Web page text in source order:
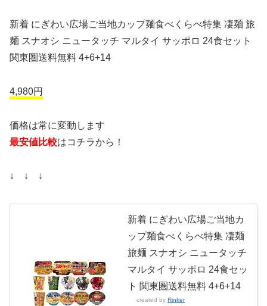
新着 にぎわい広場ご当地カップ麺食べくらべ特集 凄麺 旅
麺 スナオシ ニュータッチ マルタイ サッポロ 24食セット
関東圏送料無料 4+6+14
4,980円
価格は常に変動します
最安値比較はコチラから！
↓ ↓ ↓
新着 にぎわい広場ご当地カ
ップ麺食べくらべ特集 凄麺
旅麺 スナオシ ニュータッチ
マルタイ サッポロ 24食セッ
ト 関東圏送料無料 4+6+14
created by Rinker